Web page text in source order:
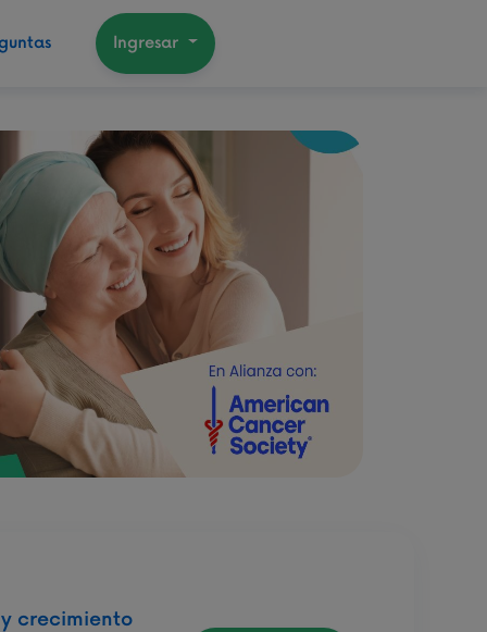
Ingresar
crecimiento